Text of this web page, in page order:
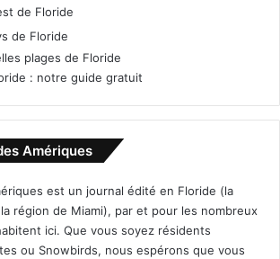
de Floride
de Floride
plages de Floride
: notre guide gratuit
Amériques
est un journal édité en Floride (la
région de Miami), par et pour les nombreux
ici. Que vous soyez résidents
ou Snowbirds, nous espérons que vous